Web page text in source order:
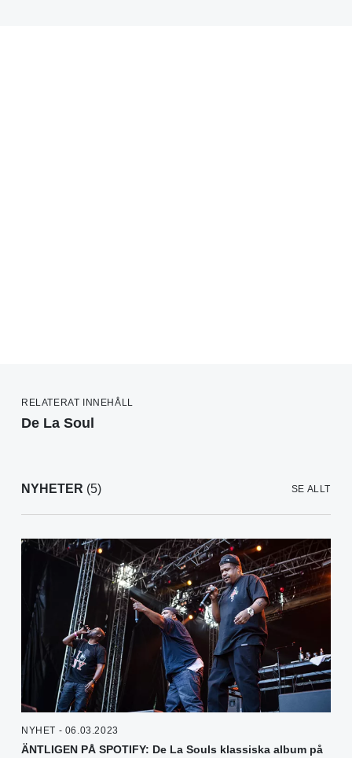
RELATERAT INNEHÅLL
De La Soul
NYHETER (5) SE ALLT
NYHET - 06.03.2023
ÄNTLIGEN PÅ SPOTIFY: De La Souls klassiska album på